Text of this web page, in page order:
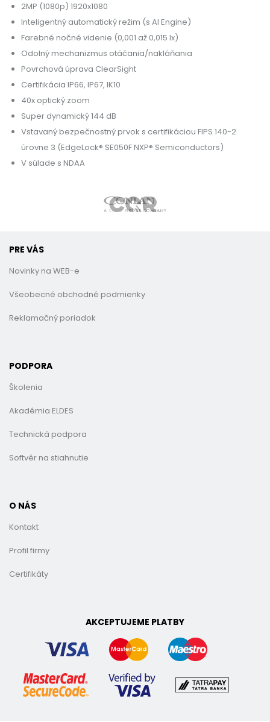
2MP (1080p) 1920x1080
Inteligentný automatický režim (s AI Engine)
Farebné nočné videnie (0,001 až 0,015 lx)
Odolný mechanizmus otáčania/nakláňania
Povrchová úprava ClearSight
Certifikácia IP66, IP67, IK10
40x optický zoom
Super dynamický 144 dB
Vstavaný bezpečnostný prvok s certifikáciou FIPS 140-2
úrovne 3 (EdgeLock® SE050F NXP® Semiconductors)
V súlade s NDAA
PRE VÁS
Novinky na WEB-e
Všeobecné obchodné podmienky
Reklamačný poriadok
PODPORA
Školenia
Akadémia ELDES
Technická podpora
Softvér na stiahnutie
O NÁS
Kontakt
Profil firmy
Certifikáty
AKCEPTUJEME PLATBY